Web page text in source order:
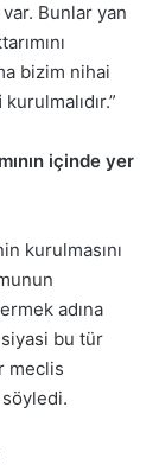
Bunlar yan
bizim nihai
kurulmalıdır.”
içinde yer
kurulmasını
adına
bu tür
meclis
söyledi.